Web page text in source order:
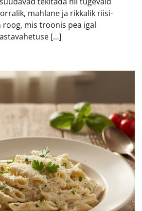
mahlane ja rikkalik riisi-
roog, mis troonis pea igal
[…]